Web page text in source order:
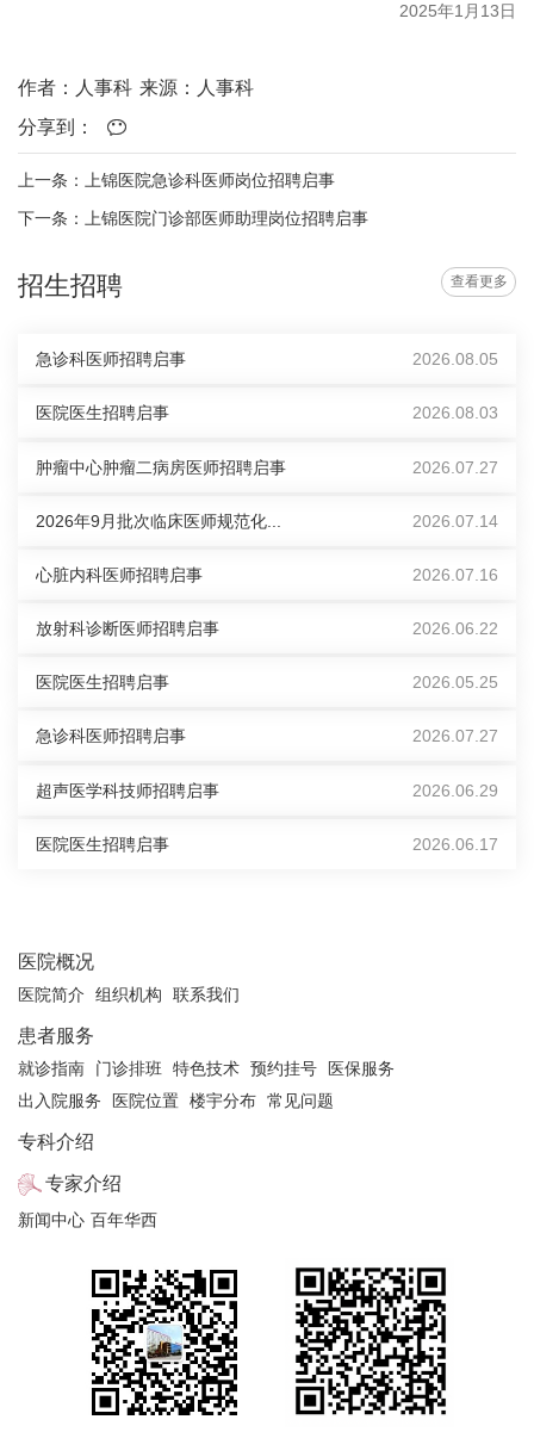
2025年1月13日
作者：人事科 来源：人事科
分享到：
上一条：上锦医院急诊科医师岗位招聘启事
下一条：上锦医院门诊部医师助理岗位招聘启事
招生招聘 查看更多
急诊科医师招聘启事 2026.08.05
医院医生招聘启事 2026.08.03
肿瘤中心肿瘤二病房医师招聘启事 2026.07.27
2026年9月批次临床医师规范化... 2026.07.14
心脏内科医师招聘启事 2026.07.16
放射科诊断医师招聘启事 2026.06.22
医院医生招聘启事 2026.05.25
急诊科医师招聘启事 2026.07.27
超声医学科技师招聘启事 2026.06.29
医院医生招聘启事 2026.06.17
医院概况
医院简介 组织机构 联系我们
患者服务
就诊指南 门诊排班 特色技术 预约挂号
医保服务
出入院服务
医院位置 楼宇分布 常见问题
专科介绍
专家介绍
新闻中心 百年华西